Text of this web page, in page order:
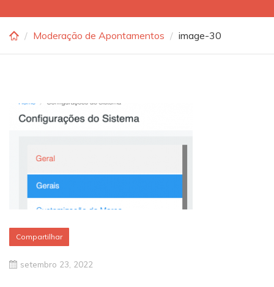
Moderação de Apontamentos image-30
Compartilhar
setembro 23, 2022